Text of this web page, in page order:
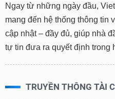
Ngay từ những ngày đầu,
mang đến hệ thống thông tin
cập nhật – đầy đủ, giúp nhà
tự tin đưa ra quyết định trong
TRUYỀN THÔNG TÀI